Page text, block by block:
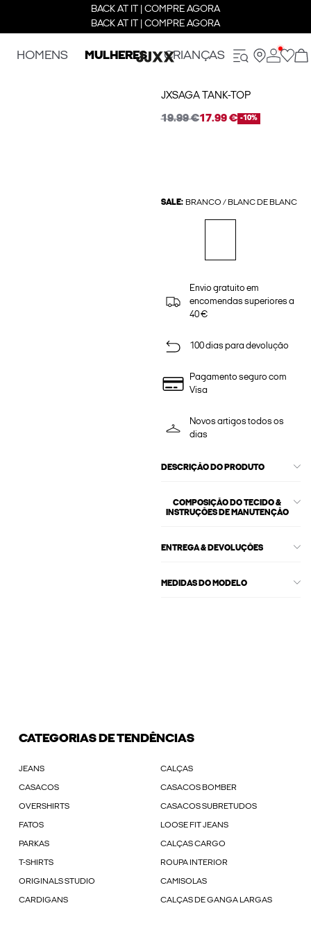
BACK AT IT | COMPRE AGORA
BACK AT IT | COMPRE AGORA
HOMENS MULHERES CRIANÇAS
JXSAGA TANK-TOP
19.99 €17.99 € -10%
SALE: BRANCO / BLANC DE BLANC
Envio gratuito em
encomendas superiores a
40 €
100 dias para devolução
Pagamento seguro com
Visa
Novos artigos todos os
dias
DESCRIÇÃO DO PRODUTO
COMPOSIÇÃO DO TECIDO &
INSTRUÇÕES DE MANUTENÇÃO
ENTREGA & DEVOLUÇÕES
MEDIDAS DO MODELO
CATEGORIAS DE TENDÊNCIAS
JEANS CALÇAS
CASACOS CASACOS BOMBER
OVERSHIRTS CASACOS SUBRETUDOS
FATOS LOOSE FIT JEANS
PARKAS CALÇAS CARGO
T-SHIRTS ROUPA INTERIOR
ORIGINALS STUDIO CAMISOLAS
CARDIGANS CALÇAS DE GANGA LARGAS